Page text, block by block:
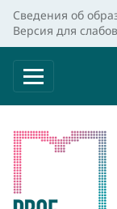
Сведения об
Версия для